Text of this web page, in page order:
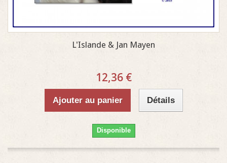
L'Islande & Jan Mayen
12,36 €
Ajouter au panier Détails
Disponible